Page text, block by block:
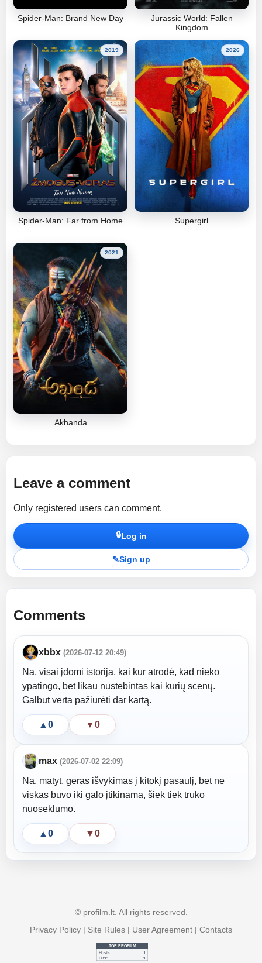
Spider-Man: Brand New Day
Jurassic World: Fallen
Kingdom
2019
Spider-Man: Far from Home
2026
Supergirl
2021
Akhanda
Leave a comment
Only registered users can comment.
🔒Log in
✎Sign up
Comments
xbbx (2026-07-12 20:49)
Na, visai įdomi istorija, kai kur atrodė, kad nieko
ypatingo, bet likau nustebintas kai kurių scenų.
Galbūt verta pažiūrėti dar kartą.
▲ 0 ▼0
max (2026-07-02 22:09)
Na, matyt, geras išvykimas į kitokį pasaulį, bet ne
viskas buvo iki galo įtikinama, šiek tiek trūko
nuoseklumo.
▲ 0 ▼0
© profilm.lt. All rights reserved.
Privacy Policy | Site Rules | User Agreement | Contacts